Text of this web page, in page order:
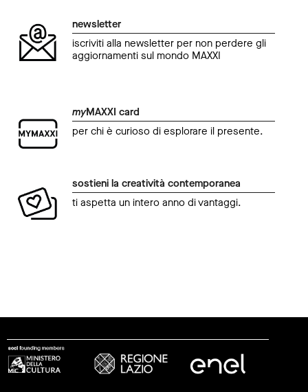
newsletter
iscriviti alla newsletter per non perdere gli
aggiornamenti sul mondo MAXXI
myMAXXI card
per chi è curioso di esplorare il presente.
sostieni la creatività contemporanea
ti aspetta un intero anno di vantaggi.